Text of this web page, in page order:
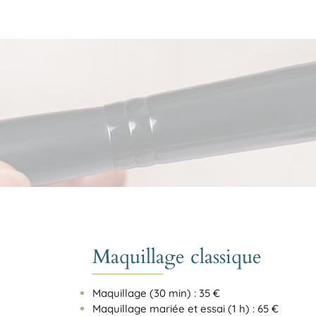
Maquillage classique
Maquillage (30 min) : 35 €
Maquillage mariée et essai (1 h) : 65 €